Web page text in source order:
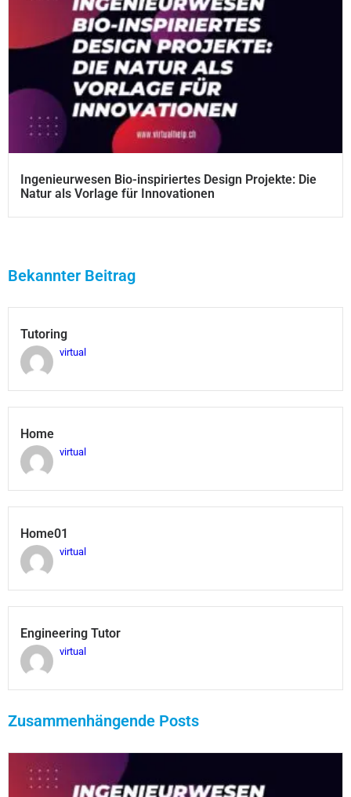
Ingenieurwesen Bio-inspiriertes Design Projekte: Die
Natur als Vorlage für Innovationen
Bekannter Beitrag
Tutoring
virtual
Home
virtual
Home01
virtual
Engineering Tutor
virtual
Zusammenhängende Posts